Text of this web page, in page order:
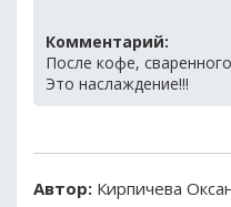
Комментарий:
После кофе,
Это наслаждение!!!
Автор: Кирпичева